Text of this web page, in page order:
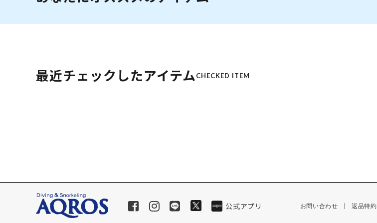
最近チェックしたアイテムCHECKED ITEM
公式アプリ お問い合わせ 返品特約